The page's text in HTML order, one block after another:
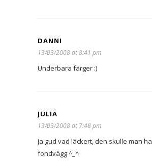
DANNI
13/03/2008 at 8:41 pm
Underbara färger :)
JULIA
13/03/2008 at 7:48 pm
Ja gud vad läckert, den skulle man
fondvägg ^_^